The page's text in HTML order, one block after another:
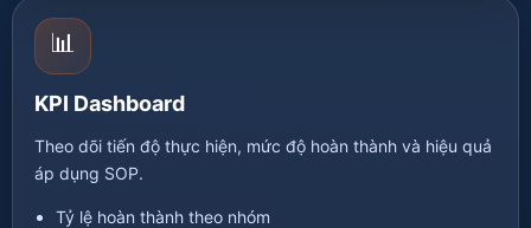
📊
KPI Dashboard
Theo dõi tiến độ thực hiện, mức độ hoàn thành và hiệu quả
áp dụng SOP.
Tỷ lệ hoàn thành theo nhóm